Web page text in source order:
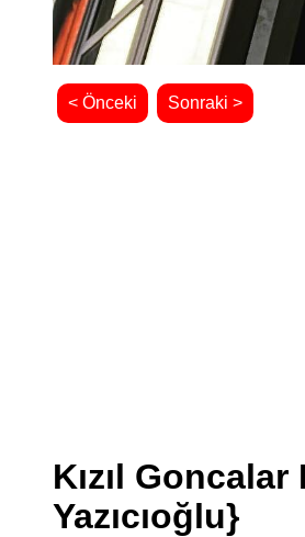
< Önceki Sonraki >
Kızıl
Yazıcıoğlu}